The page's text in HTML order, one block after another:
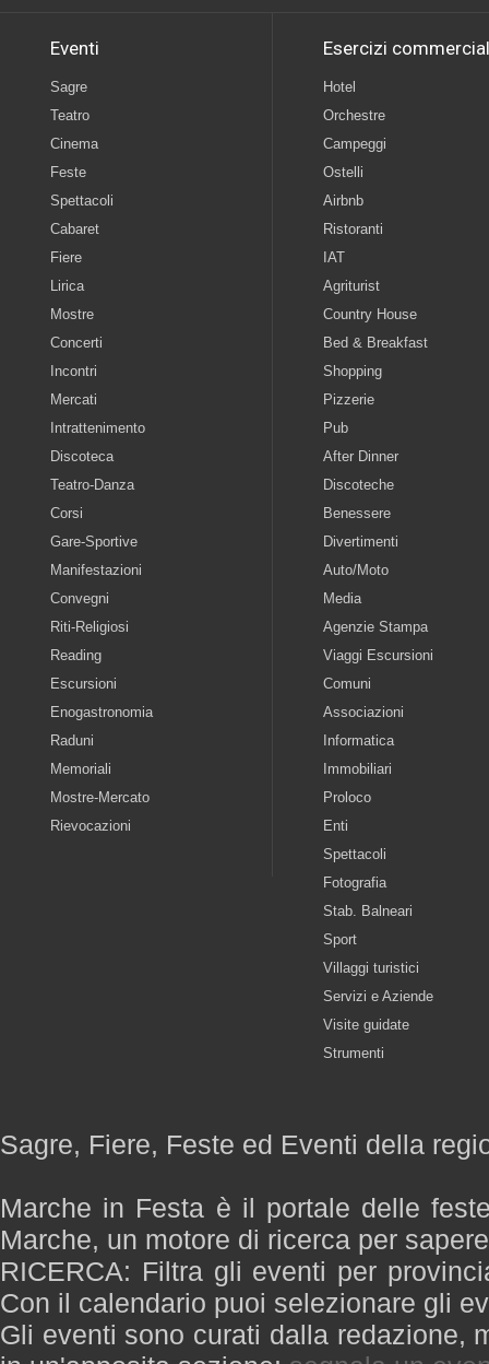
Eventi
Sagre
Teatro
Cinema
Feste
Spettacoli
Cabaret
Fiere
Lirica
Mostre
Concerti
Incontri
Mercati
Intrattenimento
Discoteca
Teatro-Danza
Corsi
Gare-Sportive
Manifestazioni
Convegni
Riti-Religiosi
Reading
Escursioni
Enogastronomia
Raduni
Memoriali
Mostre-Mercato
Rievocazioni
Esercizi
Hotel
Orchestre
Campeggi
Ostelli
Airbnb
Ristoranti
IAT
Agriturist
Country House
Bed & Breakfast
Shopping
Pizzerie
Pub
After Dinner
Discoteche
Benessere
Divertimenti
Auto/Moto
Media
Agenzie Stampa
Viaggi Escursioni
Comuni
Associazioni
Informatica
Immobiliari
Proloco
Enti
Spettacoli
Fotografia
Stab. Balneari
Sport
Villaggi turistici
Servizi e Aziende
Visite guidate
Strumenti
Sagre, Fiere, Feste ed Eventi della
Marche in Festa è il portale delle
Marche, un motore di ricerca per
RICERCA: Filtra gli eventi per
Con il calendario puoi selezionare gli
Gli eventi sono curati dalla redazione,